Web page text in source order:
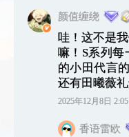
颜值缠绕
哇！这不是
嘛！S系列
的小田代言
还有田曦薇
2025年12月8日 2:05
香语雷欧